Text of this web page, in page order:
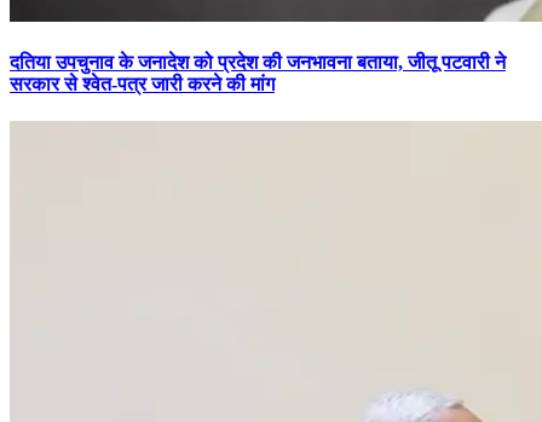
दतिया उपचुनाव के जनादेश को प्रदेश की जनभावना बताया, जीतू पटवारी ने
सरकार से श्वेत-पत्र जारी करने की मांग